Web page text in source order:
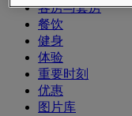
客房与套房
餐饮
健身
体验
重要时刻
优惠
图片库